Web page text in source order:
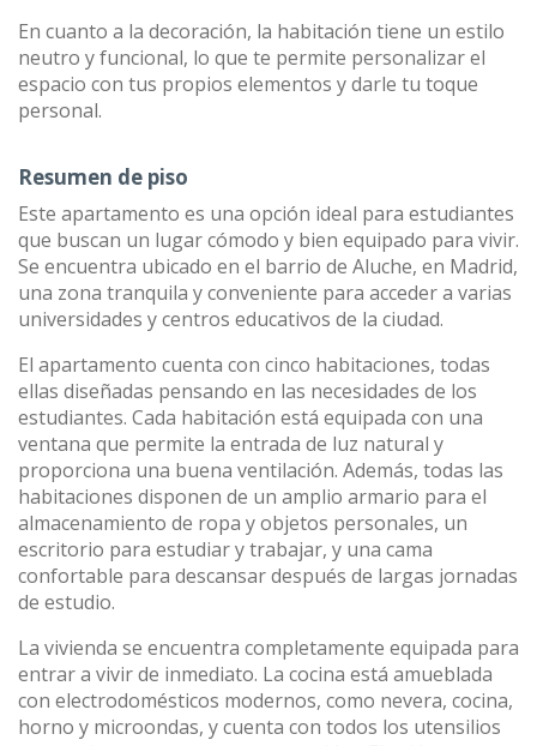
En cuanto a la decoración, la habitación tiene un estilo
neutro y funcional, lo que te permite personalizar el
espacio con tus propios elementos y darle tu toque
personal.
Resumen de piso
Este apartamento es una opción ideal para estudiantes
que buscan un lugar cómodo y bien equipado para vivir.
Se encuentra ubicado en el barrio de Aluche, en Madrid,
una zona tranquila y conveniente para acceder a varias
universidades y centros educativos de la ciudad.
El apartamento cuenta con cinco habitaciones, todas
ellas diseñadas pensando en las necesidades de los
estudiantes. Cada habitación está equipada con una
ventana que permite la entrada de luz natural y
proporciona una buena ventilación. Además, todas las
habitaciones disponen de un amplio armario para el
almacenamiento de ropa y objetos personales, un
escritorio para estudiar y trabajar, y una cama
confortable para descansar después de largas jornadas
de estudio.
La vivienda se encuentra completamente equipada para
entrar a vivir de inmediato. La cocina está amueblada
con electrodomésticos modernos, como nevera, cocina,
horno y microondas, y cuenta con todos los utensilios